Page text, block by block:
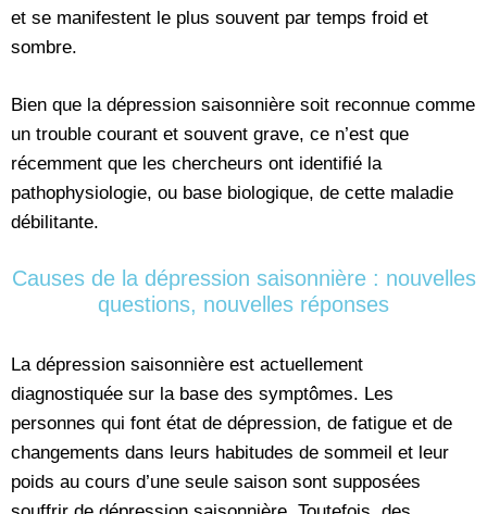
et se manifestent le plus souvent par temps froid et
sombre.
Bien que la dépression saisonnière soit reconnue comme
un trouble courant et souvent grave, ce n’est que
récemment que les chercheurs ont identifié la
pathophysiologie, ou base biologique, de cette maladie
débilitante.
Causes de la dépression saisonnière : nouvelles
questions, nouvelles réponses
La dépression saisonnière est actuellement
diagnostiquée sur la base des symptômes. Les
personnes qui font état de dépression, de fatigue et de
changements dans leurs habitudes de sommeil et leur
poids au cours d’une seule saison sont supposées